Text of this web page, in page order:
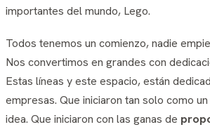
importantes del mundo, Lego.
Todos tenemos un comienzo, nadie
Nos convertimos en grandes con
Estas líneas y este espacio, están
empresas. Que iniciaron tan solo como
idea. Que iniciaron con las ganas de